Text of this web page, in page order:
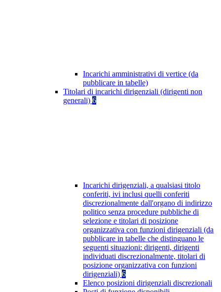
Incarichi amministrativi di vertice (da
pubblicare in tabelle)
Titolari di incarichi dirigenziali (dirigenti non
generali) 6
Incarichi dirigenziali, a qualsiasi titolo
conferiti, ivi inclusi quelli conferiti
discrezionalmente dall'organo di indirizzo
politico senza procedure pubbliche di
selezione e titolari di posizione
organizzativa con funzioni dirigenziali (da
pubblicare in tabelle che distinguano le
seguenti situazioni: dirigenti, dirigenti
individuati discrezionalmente, titolari di
posizione organizzativa con funzioni
dirigenziali) 6
Elenco posizioni dirigenziali discrezionali